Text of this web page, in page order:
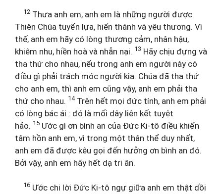
12 Thưa anh em, anh em là những người được
Thiên Chúa tuyển lựa, hiến thánh và yêu thương. Vì
thế, anh em hãy có lòng thương cảm, nhân hậu,
khiêm nhu, hiền hoà và nhẫn nại. 13 Hãy chịu đựng và
tha thứ cho nhau, nếu trong anh em người này có
điều gì phải trách móc người kia. Chúa đã tha thứ
cho anh em, thì anh em cũng vậy, anh em phải tha
thứ cho nhau. 14Trên hết mọi đức tính, anh em phải
có lòng bác ái : đó là mối dây liên kết tuyệt
hảo. 15 Ước gì ơn bình an của Đức Ki-tô điều khiển
tâm hồn anh em, vì trong một thân thể duy nhất,
anh em đã được kêu gọi đến hưởng ơn bình an đó.
Bởi vậy, anh em hãy hết dạ tri ân.
16 Ước chi lời Đức Ki-tô ngự giữa anh em thật dồi